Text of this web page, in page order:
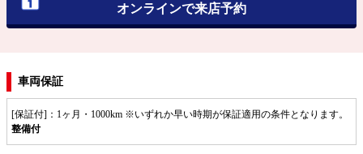
オンラインで来店予約
車両保証
[保証付]：1ヶ月・1000km ※いずれか早い時期が保証適用の条件となります。
整備付